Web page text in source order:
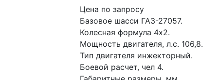
Цена по запросу
Базовое шасси ГАЗ-27057.
Колесная формула 4х2.
Мощность двигателя, л.с. 106,8.
Тип двигателя инжекторный.
Боевой расчет, чел 4.